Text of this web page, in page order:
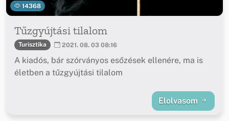
14368
Tűzgyújtási tilalom
Turisztika 2021. 08. 03 08:16
A kiadós, bár szórványos esőzések ellenére, ma is
életben a tűzgyújtási tilalom
Elolvasom